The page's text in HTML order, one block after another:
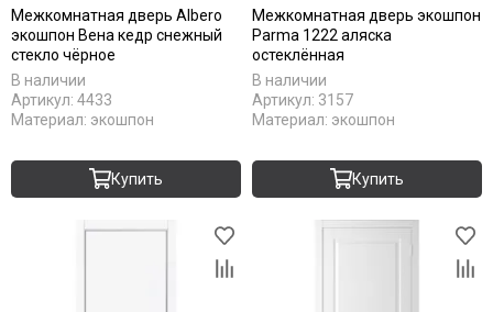
Межкомнатная дверь Albero
экошпон Вена кедр снежный
стекло чёрное
В наличии
Артикул: 4433
Материал: экошпон
Купить
Межкомнатная дверь экошпон
Parma 1222 аляска
остеклённая
В наличии
Артикул: 3157
Материал: экошпон
Купить